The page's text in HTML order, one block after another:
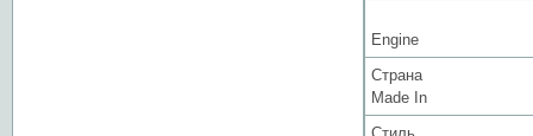
Engine
Страна
Made In